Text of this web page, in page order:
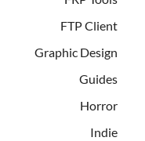
FTP Client
Graphic Design
Guides
Horror
Indie